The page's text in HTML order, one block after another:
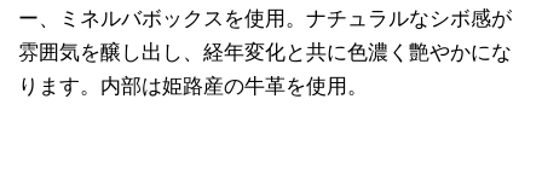
ー、ミネルバボックスを使用。ナチュラルなシボ感が
雰囲気を醸し出し、経年変化と共に色濃く艶やかにな
ります。内部は姫路産の牛革を使用。